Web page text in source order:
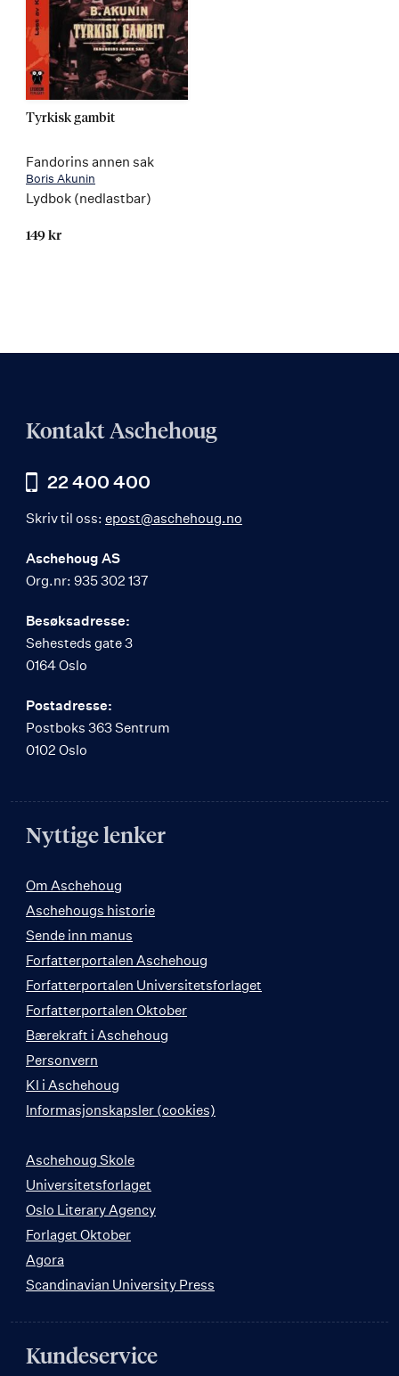
Tyrkisk gambit
Fandorins annen sak
Boris Akunin
Lydbok (nedlastbar)
149 kr
Kontakt Aschehoug
22 400 400
Skriv til oss: epost@aschehoug.no
Aschehoug AS
Org.nr: 935 302 137
Besøksadresse:
Sehesteds gate 3
0164 Oslo
Postadresse:
Postboks 363 Sentrum
0102 Oslo
Nyttige lenker
Om Aschehoug
Aschehougs historie
Sende inn manus
Forfatterportalen Aschehoug
Forfatterportalen Universitetsforlaget
Forfatterportalen Oktober
Bærekraft i Aschehoug
Personvern
KI i Aschehoug
Informasjonskapsler (cookies)
Aschehoug Skole
Universitetsforlaget
Oslo Literary Agency
Forlaget Oktober
Agora
Scandinavian University Press
Kundeservice